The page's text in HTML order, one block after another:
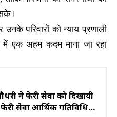
परिवारों को न्याय प्रणाली
एक अहम कदम माना जा रहा
ने फेरी सेवा को दिखायी
सेवा आर्थिक गतिविधियों